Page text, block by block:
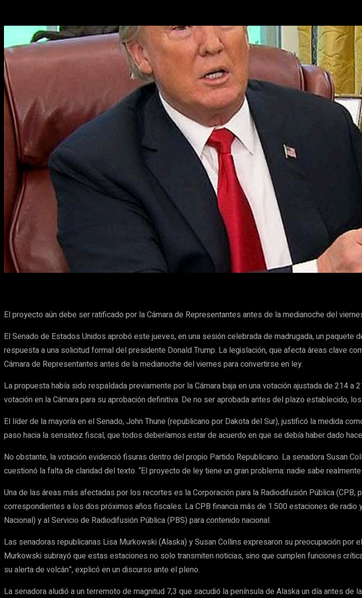
WhatsApp
El proyecto aún debe ser ratificado por la Cámara de Representantes antes de la medianoche del
El Senado de Estados Unidos aprobó este jueves, en una sesión celebrada de madrugada, un
respuesta a una solicitud formal del presidente Donald Trump. La legislación, que afecta áreas clave
Cámara de Representantes antes de la medianoche del viernes para convertirse en ley.
La propuesta había sido respaldada previamente por la Cámara baja en una votación ajustada de 214
votación en la Cámara para su aprobación definitiva. De no ser aprobada antes del plazo establecido,
El líder de la mayoría en el Senado, John Thune (republicano por Dakota del Sur), justificó la medida
paso hacia la sensatez fiscal, que todos deberíamos estar de acuerdo en que se debía haber dado
No obstante, la votación evidenció fisuras dentro del propio Partido Republicano. La senadora Susan
cuestionó la falta de claridad del texto. “El proyecto de ley tiene un gran problema: nadie sabe
Una de las áreas más afectadas por los recortes es la Corporación para la Radiodifusión Pública
correspondientes a los dos próximos años fiscales. La CPB financia más de 1.500 estaciones de
Nacional) y al Servicio de Radiodifusión Pública (PBS) para contenido nacional.
Las senadoras republicanas Lisa Murkowski (Alaska) y Susan Collins expresaron su preocupación
Murkowski subrayó que estas estaciones no solo transmiten noticias, sino que cumplen funciones
su alerta de volcán”, explicó en un discurso ante el pleno.
La senadora aludió a un terremoto de magnitud 7,3 que sacudió la península de Alaska un día antes